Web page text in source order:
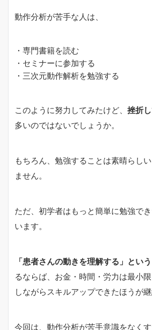
動作分析が苦手な人は、
・専門書籍を読む
・セミナーに参加する
・三次元動作解析を勉強する
このように努力してみたけど、 挫折
多いのではないでしょうか。
もちろん、勉強することは素晴らし
ません。
ただ、初学者はもっと簡単に勉強で
います。
「患者さんの動きを理解する」とい
るならば、お金・時間・労力は最小
しながらスキルアップできたほうが継
今回は、動作分析が苦手意識をなく